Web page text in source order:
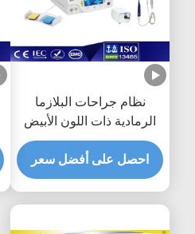
نظام جراحات البلازما
الرمادية ذات اللون الأبيض
الرمادي ونظام إخراج
الطاقة القابل للتعديل
احصل على أفضل سعر